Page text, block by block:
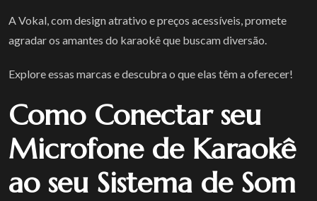
A Vokal, com design atrativo e preços acessíveis, promete
agradar os amantes do karaokê que buscam diversão.
Explore essas marcas e descubra o que elas têm a oferecer!
Como Conectar seu
Microfone de Karaokê
ao seu Sistema de Som